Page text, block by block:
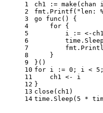
1
2
3
4
5
6
7
8
9
10
11
12
13
14
ch1 := make ( chan
fmt.Printf( "len:
go
func ()
{
for {
        i := <-ch1
    }
}()
for i := 0 ; i < 5
    ch1 <- i
}
close (ch1)
time.Sleep( 5 *